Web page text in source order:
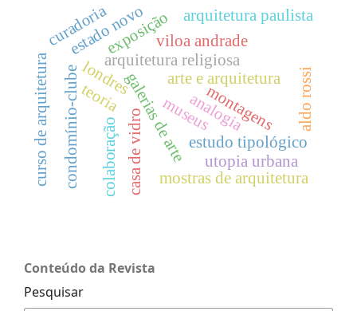
arquitetura religiosa
arte e arquitetura
museus
galerias de arte montagens
casa de vidro
exposição
londres
estudo tipológico
mostras de arquitetura
condomínio-clube
viloa andrade
estado novo
analogia aldo rossi
colaboração
curadoria arquitetura paulista
curso de arquitetura utopia urbana
teoria
Conteúdo da Revista
Pesquisar